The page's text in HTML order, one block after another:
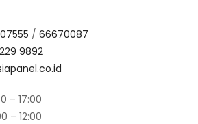
/ 66670087
9892
– 17:00
12:00